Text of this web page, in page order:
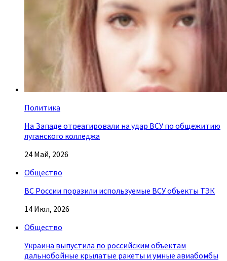
Политика
На Западе отреагировали на удар ВСУ по общежитию
луганского колледжа
24 Май, 2026
Общество
ВС России поразили используемые ВСУ объекты ТЭК
14 Июл, 2026
Общество
Украина выпустила по российским объектам
дальнобойные крылатые ракеты и умные авиабомбы